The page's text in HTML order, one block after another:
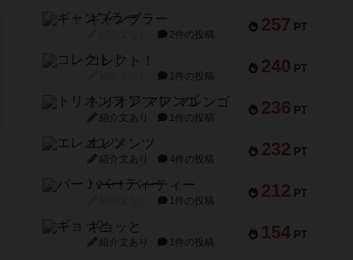
257 PT
ギャンブラー
2件の投稿
240 PT
コレクト！
1件の投稿
236 PT
トリオンフ ア マレンゴ
紹介文あり 1件の投稿
232 PT
エレメンツ
紹介文あり 4件の投稿
212 PT
バー！パーティー
1件の投稿
154 PT
ギョッと
紹介文あり 1件の投稿